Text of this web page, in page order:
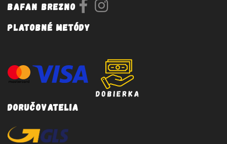
Bafan Brezno
Platobné metódy
Doručovatelia